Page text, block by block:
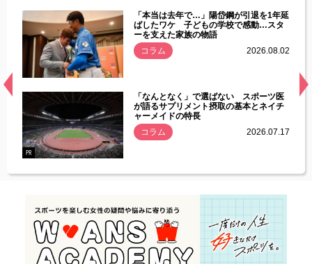
常
「本当は去年で…」陽岱鋼が引退を1年延
ばしたワケ 子どもの学校で感動…スタ
ーを支えた家族の物語
コラム
2026.08.02
PR
「なんとなく」で選ばない スポーツ医
が語るサプリメント摂取の基本とネイチ
ャーメイドの特長
コラム
2026.07.17